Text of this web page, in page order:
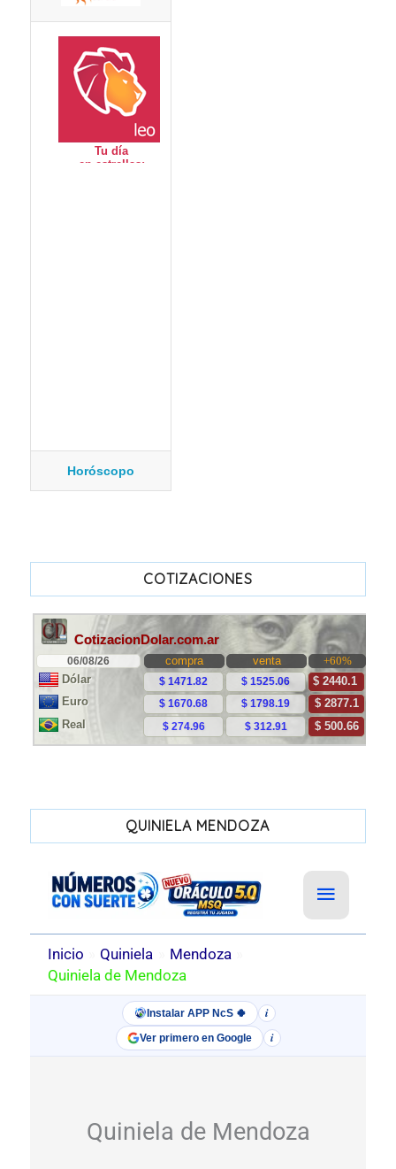
Horóscopo
COTIZACIONES
QUINIELA MENDOZA